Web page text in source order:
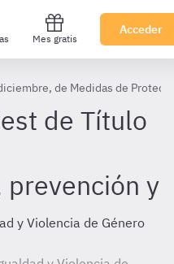
Mes gratis
Acceder
de Medidas de
de Título
y
y Violencia de Género